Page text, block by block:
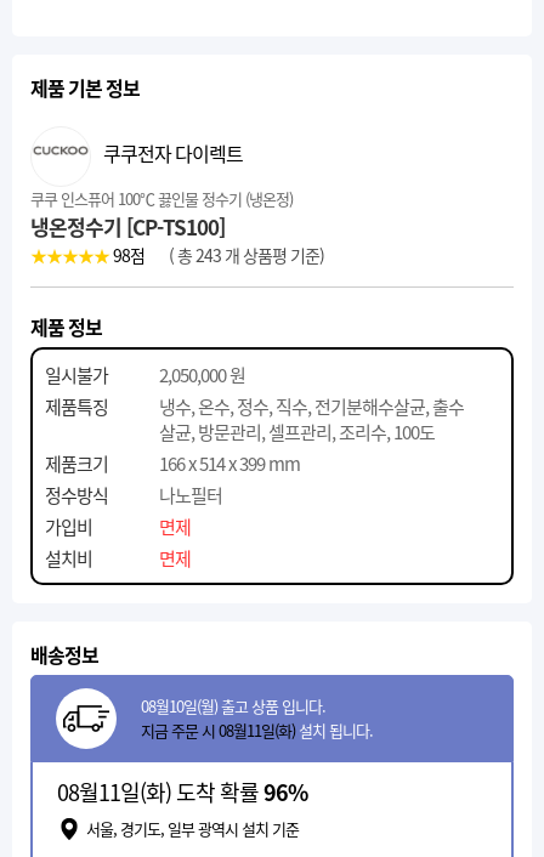
제품 기본 정보
쿠쿠전자 다이렉트
쿠쿠 인스퓨어 100℃ 끓인물 정수기 (냉온정)
냉온정수기 [CP-TS100]
★★★★★98점 ( 총 243 개 상품평 기준)
제품 정보
일시불가
2,050,000 원
제품특징
냉수, 온수, 정수, 직수, 전기분해수살균, 출수
살균, 방문관리, 셀프관리, 조리수, 100도
제품크기
166 x 514 x 399 mm
정수방식
나노필터
가입비
면제
설치비
면제
배송정보
08월10일(월) 출고 상품 입니다.
지금 주문 시 08월11일(화)설치 됩니다.
08월11일(화) 도착 확률96%
서울, 경기도, 일부 광역시 설치 기준